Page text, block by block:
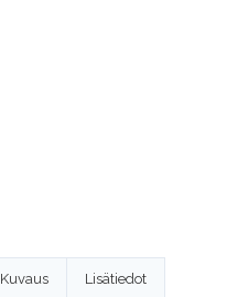
Kuvaus Lisätiedot